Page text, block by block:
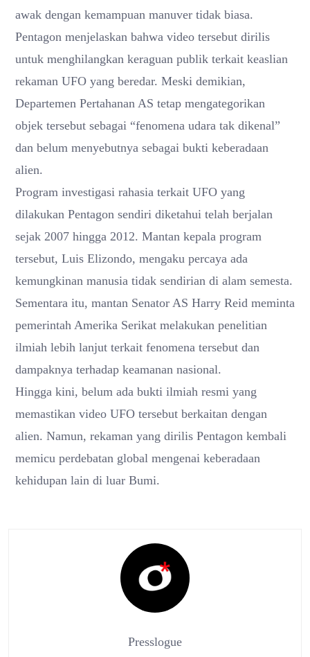
awak dengan kemampuan manuver tidak biasa.
Pentagon menjelaskan bahwa video tersebut dirilis
untuk menghilangkan keraguan publik terkait keaslian
rekaman UFO yang beredar. Meski demikian,
Departemen Pertahanan AS tetap mengategorikan
objek tersebut sebagai “fenomena udara tak dikenal”
dan belum menyebutnya sebagai bukti keberadaan
alien.
Program investigasi rahasia terkait UFO yang
dilakukan Pentagon sendiri diketahui telah berjalan
sejak 2007 hingga 2012. Mantan kepala program
tersebut, Luis Elizondo, mengaku percaya ada
kemungkinan manusia tidak sendirian di alam semesta.
Sementara itu, mantan Senator AS Harry Reid meminta
pemerintah Amerika Serikat melakukan penelitian
ilmiah lebih lanjut terkait fenomena tersebut dan
dampaknya terhadap keamanan nasional.
Hingga kini, belum ada bukti ilmiah resmi yang
memastikan video UFO tersebut berkaitan dengan
alien. Namun, rekaman yang dirilis Pentagon kembali
memicu perdebatan global mengenai keberadaan
kehidupan lain di luar Bumi.
Presslogue